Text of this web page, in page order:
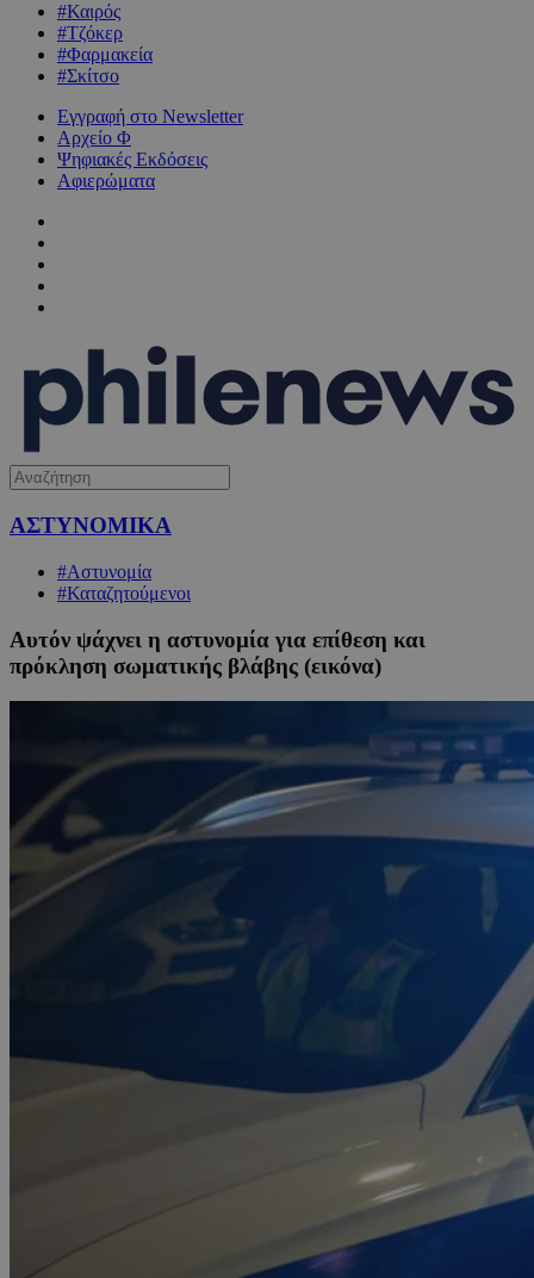
#Καιρός
#Τζόκερ
#Φαρμακεία
#Σκίτσο
Εγγραφή στο Newsletter
Αρχείο Φ
Ψηφιακές Εκδόσεις
Αφιερώματα
ΑΣΤΥΝΟΜΙΚΑ
#Αστυνομία
#Καταζητούμενοι
Αυτόν ψάχνει η αστυνομία για επίθεση και
πρόκληση σωματικής βλάβης (εικόνα)